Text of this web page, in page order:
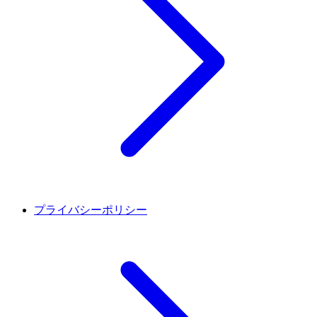
プライバシーポリシー